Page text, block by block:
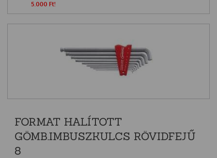
5.000 Ft!
FORMAT HALÍTOTT
GÖMB.IMBUSZKULCS RÖVIDFEJŰ
8